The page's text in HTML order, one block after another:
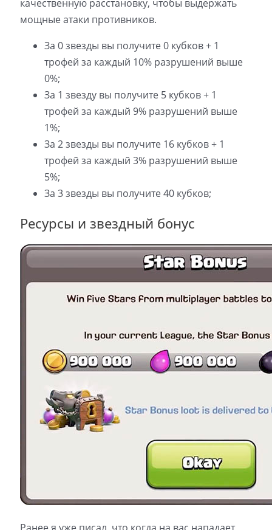
качественную расстановку, чтобы выдержать
мощные атаки противников.
За 0 звезды вы получите 0 кубков + 1
трофей за каждый 10% разрушений выше
0%;
За 1 звезду вы получите 5 кубков + 1
трофей за каждый 9% разрушений выше
1%;
За 2 звезды вы получите 16 кубков + 1
трофей за каждый 3% разрушений выше
5%;
За 3 звезды вы получите 40 кубков;
Ресурсы и звездный бонус